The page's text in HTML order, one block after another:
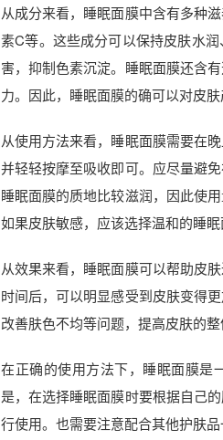
从成分来看，睡眠面膜中含有多种
素C等。这些成分可以保持皮肤水
害，抑制色素沉淀。睡眠面膜还含
力。因此，睡眠面膜的确可以对皮肤
从使用方法来看，睡眠面膜需要在
并轻轻按摩至吸收即可。应尽量避
睡眠面膜的质地比较滋润，因此使
如果皮肤敏感，应该选择温和的睡眠
从效果来看，睡眠面膜可以帮助皮
时间后，可以明显感受到皮肤变得
改善肤色不均等问题，提高皮肤的整
在正确的使用方法下，睡眠面膜是
是，在选择睡眠面膜时要根据自己
行使用。也需要注意配合其他护肤